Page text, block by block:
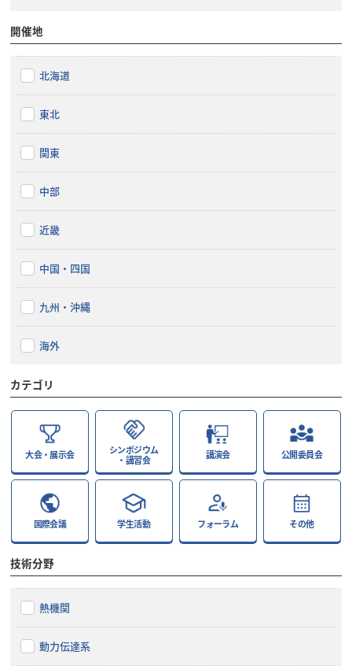
開催地
北海道
東北
関東
中部
近畿
中国・四国
九州・沖縄
海外
カテゴリ
大会・展示会
シンポジウム
・講習会
講演会 公開委員会
国際会議 学生活動 フォーラム その他
技術分野
熱機関
動力伝達系